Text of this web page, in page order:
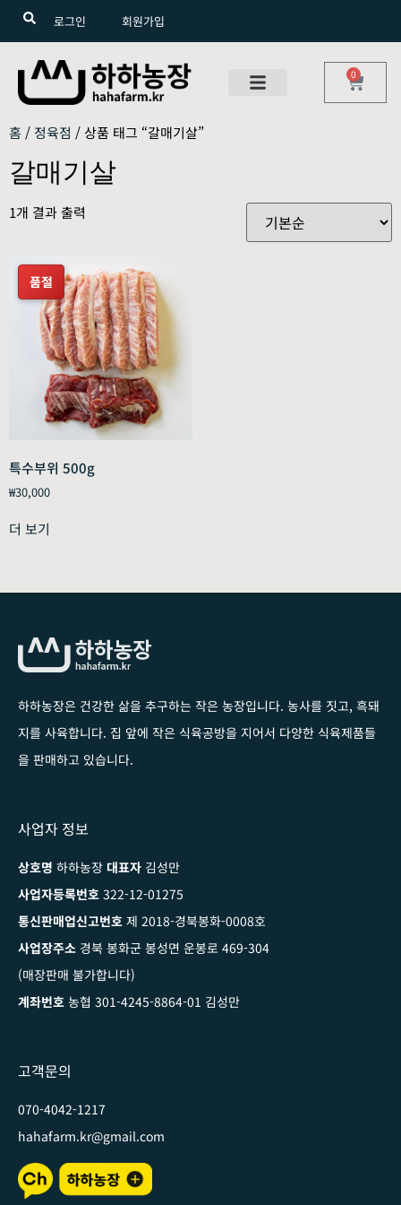
로그인 회원가입
0
홈 / 정육점 / 상품 태그 “갈매기살”
갈매기살
1개 결과 출력
특수부위 500g
₩30,000
더 보기
하하농장은 건강한 삶을 추구하는 작은 농장입니다. 농사를 짓고, 흑돼
지를 사육합니다. 집 앞에 작은 식육공방을 지어서 다양한 식육제품들
을 판매하고 있습니다.
사업자 정보
상호명 하하농장 대표자 김성만
사업자등록번호 322-12-01275
통신판매업신고번호 제 2018-경북봉화-0008호
사업장주소 경북 봉화군 봉성면 운봉로 469-304
(매장판매 불가합니다)
계좌번호 농협 301-4245-8864-01 김성만
고객문의
070-4042-1217
hahafarm.kr@gmail.com